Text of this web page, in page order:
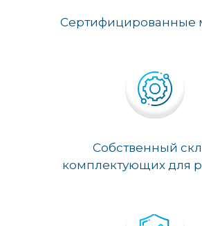
Сертифицированные
Собственный
комплектующих для